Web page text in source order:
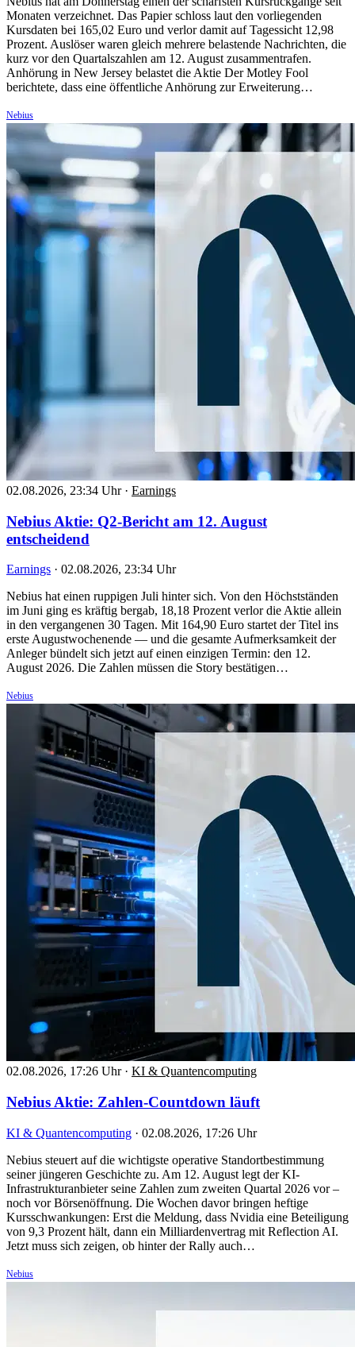
Monaten verzeichnet. Das Papier schloss laut den vorliegenden
Kursdaten bei 165,02 Euro und verlor damit auf Tagessicht 12,98
Prozent. Auslöser waren gleich mehrere belastende Nachrichten, die
kurz vor den Quartalszahlen am 12. August zusammentrafen.
Anhörung in New Jersey belastet die Aktie Der Motley Fool
berichtete, dass eine öffentliche Anhörung zur Erweiterung…
Nebius
02.08.2026, 23:34 Uhr · Earnings
Nebius Aktie: Q2-Bericht am 12. August
entscheidend
Earnings · 02.08.2026, 23:34 Uhr
Nebius hat einen ruppigen Juli hinter sich. Von den Höchstständen
im Juni ging es kräftig bergab, 18,18 Prozent verlor die Aktie allein
in den vergangenen 30 Tagen. Mit 164,90 Euro startet der Titel ins
erste Augustwochenende — und die gesamte Aufmerksamkeit der
Anleger bündelt sich jetzt auf einen einzigen Termin: den 12.
August 2026. Die Zahlen müssen die Story bestätigen…
Nebius
02.08.2026, 17:26 Uhr · KI & Quantencomputing
Nebius Aktie: Zahlen-Countdown läuft
KI & Quantencomputing · 02.08.2026, 17:26 Uhr
Nebius steuert auf die wichtigste operative Standortbestimmung
seiner jüngeren Geschichte zu. Am 12. August legt der KI-
Infrastrukturanbieter seine Zahlen zum zweiten Quartal 2026 vor –
noch vor Börsenöffnung. Die Wochen davor bringen heftige
Kursschwankungen: Erst die Meldung, dass Nvidia eine Beteiligung
von 9,3 Prozent hält, dann ein Milliardenvertrag mit Reflection AI.
Jetzt muss sich zeigen, ob hinter der Rally auch…
Nebius